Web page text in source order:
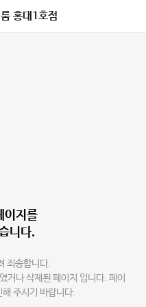
홍대1호점
이지를
니다.
죄송합니다.
거나 삭제된 페이지 입니다. 페이
주시기 바랍니다.